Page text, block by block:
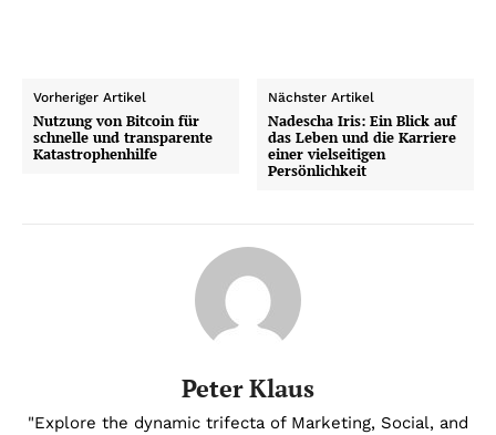
Vorheriger Artikel
Nutzung von Bitcoin für
schnelle und transparente
Katastrophenhilfe
Nächster Artikel
Nadescha Iris: Ein Blick auf
das Leben und die Karriere
einer vielseitigen
Persönlichkeit
Peter Klaus
"Explore the dynamic trifecta of Marketing, Social, and